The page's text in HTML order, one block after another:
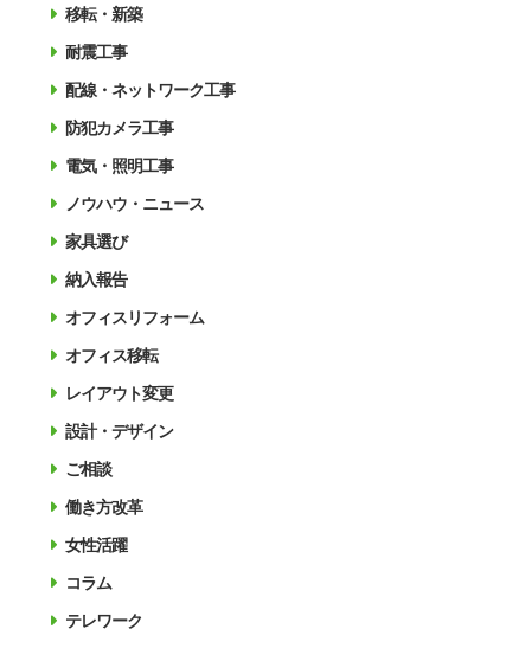
移転・新築
耐震工事
配線・ネットワーク工事
防犯カメラ工事
電気・照明工事
ノウハウ・ニュース
家具選び
納入報告
オフィスリフォーム
オフィス移転
レイアウト変更
設計・デザイン
ご相談
働き方改革
女性活躍
コラム
テレワーク